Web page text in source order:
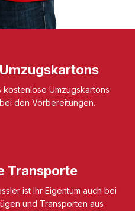
kostenlose Umzugskartons
den Vorbereitungen.
Transporte
ist Ihr Eigentum auch bei
und Transporten aus